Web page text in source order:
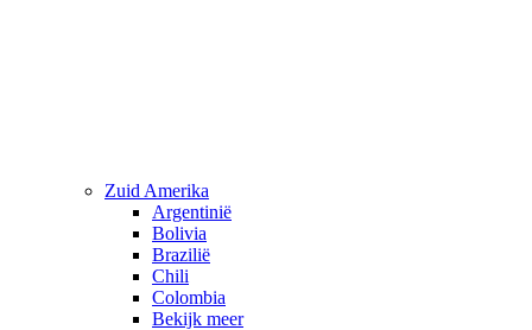
Zuid Amerika
Argentinië
Bolivia
Brazilië
Chili
Colombia
Bekijk meer